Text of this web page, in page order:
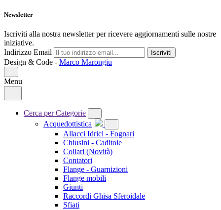
Newsletter
Iscriviti alla nostra newsletter per ricevere aggiornamenti sulle nostre
iniziative.
Indirizzo Email
Iscriviti
Design & Code - Marco Marongiu
Menu
Cerca per Categorie
Acquedottistica
Allacci Idrici - Fognari
Chiusini - Caditoie
Collari (Novità)
Contatori
Flange - Guarnizioni
Flange mobili
Giunti
Raccordi Ghisa Sferoidale
Sfiati